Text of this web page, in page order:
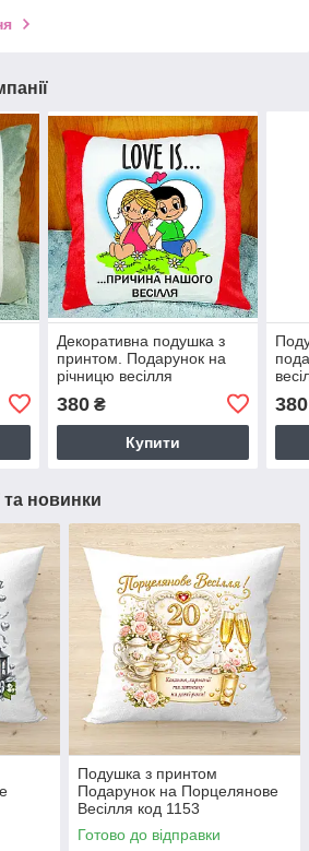
Декоративна подушка з
принтом. Подарунок на
річницю весілля
380₴
Купити
380
та новинки
Подушка з принтом
Подарунок на Порцелянове
Весілля код 1153
Готово до відправки